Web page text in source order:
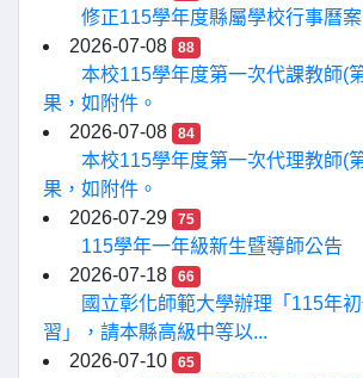
修正115學年度縣屬學校行事曆案
2026-07-08
88
本校115學年度第一次代課教師(
果，如附件。
2026-07-08
84
本校115學年度第一次代理教師(
果，如附件。
2026-07-29
75
115學年一年級新生暨導師公告
2026-07-18
66
國立彰化師範大學辦理「115年
習」，請本縣高級中等以...
2026-07-10
65